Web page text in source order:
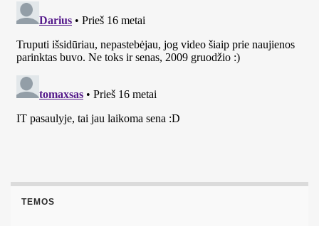
TEMOS